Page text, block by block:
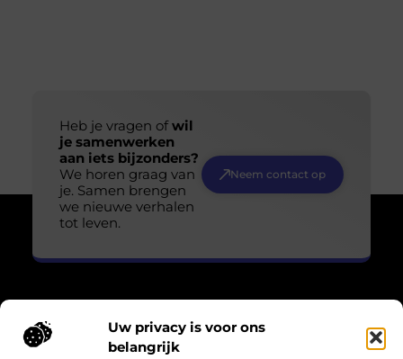
Uw privacy is voor ons
belangrijk
Heb je vragen ofwil
je samenwerken
aan iets bijzonders?
We horen graag van
je. Samen brengen
we nieuwe verhalen
tot leven.
Neem contact op
Over Losser Digitaal
“Kijk omhoog. Vind het wonder in het gewone.”